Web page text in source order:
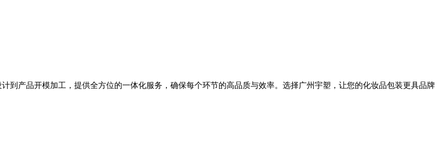
到产品开模加工，提供全方位的一体化服务，确保每个环节的高品质与效率。选择广州宇塑，让您的化妆品包装更具品牌